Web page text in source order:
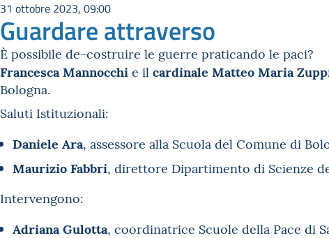
31 ottobre 2023, 09:00
Guardare attraverso
È possibile de-costruire le guerre praticando le paci?
Francesca Mannocchi e il cardinale Matteo Maria
Bologna.
Saluti Istituzionali:
Daniele Ara, assessore alla Scuola del Comune di
Maurizio Fabbri, direttore Dipartimento di Scienze
Intervengono:
Adriana Gulotta, coordinatrice Scuole della Pace di